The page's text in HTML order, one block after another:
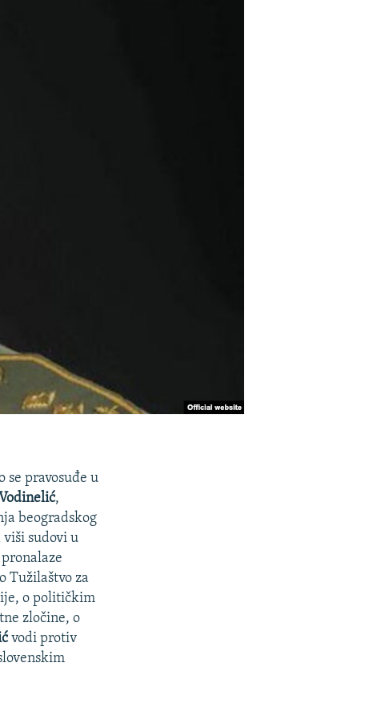
se pravosuđe u
,
beogradskog
viši sudovi u
Tužilaštvo za
o političkim
zločine, o
vodi protiv